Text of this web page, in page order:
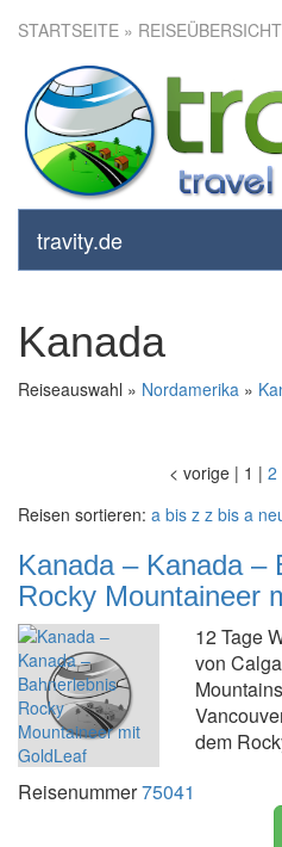
STARTSEITE » REISEÜBERSICHT
travity.de
Kanada
Reiseauswahl » Nordamerika »
< vorige | 1 | 2
Reisen sortieren: a bis z z bis a
Kanada – Kanada –
Rocky Mountaineer
12 Tage
von
dem
Reisenummer75041